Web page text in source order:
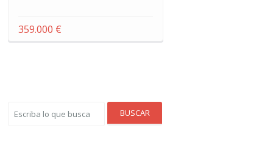
359.000 €
BUSCAR